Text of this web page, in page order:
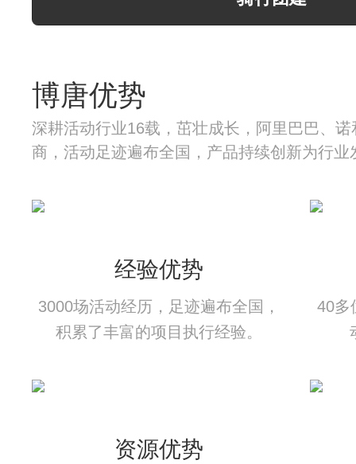
博唐优势
深耕活动行业16载，茁壮成长，阿里巴巴、
商，活动足迹遍布全国，产品持续创新为行业
经验优势
3000场活动经历，足迹遍布全国，
积累了丰富的项目执行经验。
40多
资源优势